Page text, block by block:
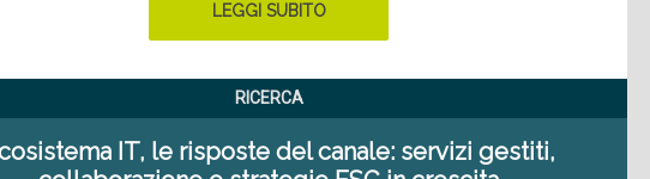
LEGGI SUBITO
RICERCA
IT, le risposte del canale: servizi gestiti,